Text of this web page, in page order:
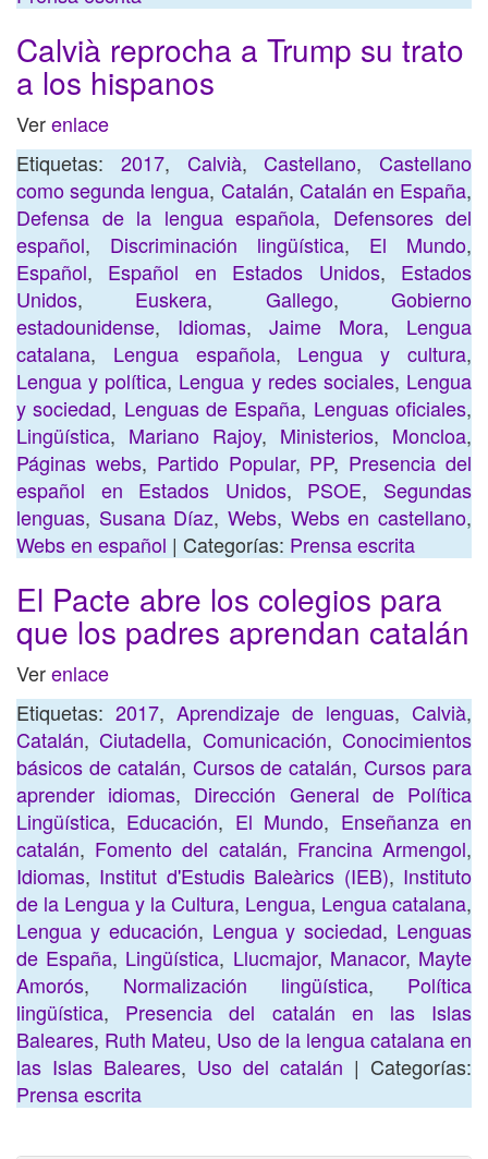
Calvià reprocha a Trump su trato
a los hispanos
Verenlace
Etiquetas: 2017, Calvià,Castellano, Castellano
como segunda lengua, Catalán, Catalán en España,
Defensa de la lengua española, Defensores del
español, Discriminación lingüística, El Mundo,
Español, Español en Estados Unidos, Estados
Unidos, Euskera, Gallego,Gobierno
estadounidense, Idiomas, Jaime Mora, Lengua
catalana, Lengua española, Lengua y cultura,
Lengua y política, Lengua y redes sociales, Lengua
y sociedad, Lenguas de España, Lenguas oficiales,
Lingüística, Mariano Rajoy, Ministerios, Moncloa,
Páginas webs, Partido Popular, PP, Presencia del
español en Estados Unidos, PSOE, Segundas
lenguas, Susana Díaz,Webs, Webs en castellano,
Webs en español | Categorías: Prensa escrita
El Pacte abre los colegios para
que los padres aprendan catalán
Verenlace
Etiquetas: 2017, Aprendizaje de lenguas, Calvià,
Catalán,Ciutadella, Comunicación,Conocimientos
básicos de catalán, Cursos de catalán,Cursos para
aprender idiomas, Dirección General de Política
Lingüística, Educación, El Mundo, Enseñanza en
catalán, Fomento del catalán, Francina Armengol,
Idiomas, Institut d'Estudis Baleàrics (IEB), Instituto
de la Lengua y la Cultura, Lengua, Lengua catalana,
Lengua y educación, Lengua y sociedad, Lenguas
de España, Lingüística, Llucmajor, Manacor, Mayte
Amorós, Normalización lingüística, Política
lingüística, Presencia del catalán en las Islas
Baleares, Ruth Mateu, Uso de la lengua catalana en
las Islas Baleares, Uso del catalán | Categorías:
Prensa escrita